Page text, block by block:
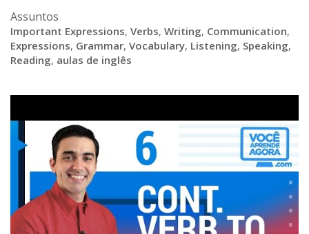
Assuntos
Important Expressions, Verbs, Writing, Communication,
Expressions, Grammar, Vocabulary, Listening, Speaking,
Reading, aulas de inglês